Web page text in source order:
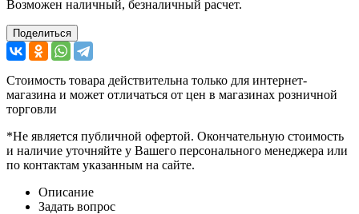
Возможен наличный, безналичный расчет.
Поделиться
Стоимость товара действительна только для интернет-
магазина и может отличаться от цен в магазинах розничной
торговли
*Не является публичной офертой. Окончательную стоимость
и наличие уточняйте у Вашего персонального менеджера или
по контактам указанным на сайте.
Описание
Задать вопрос